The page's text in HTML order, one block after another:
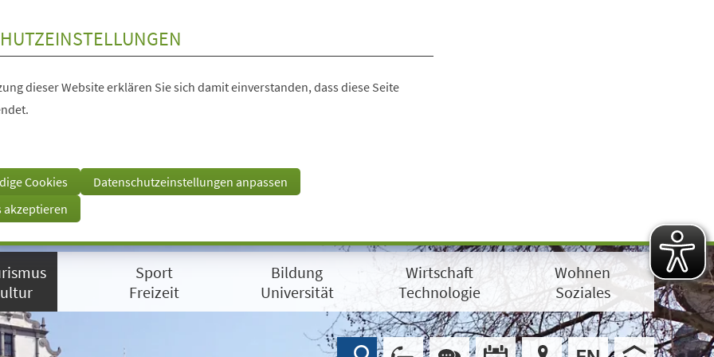
dieser Website erklären Sie sich damit einverstanden, dass diese Seite
Cookies
Datenschutzeinstellungen anpassen
akzeptieren
Sport
Freizeit
Bildung
Universität
Wirtschaft
Technologie
Wohnen
Soziales